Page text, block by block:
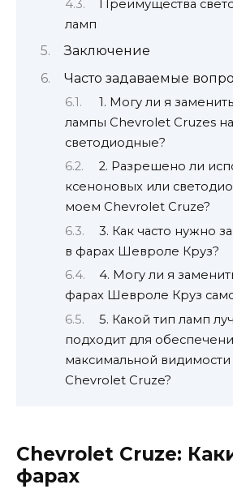
Преимущества
ламп
Заключение
Часто задаваемые
1. Могу ли я
лампы Chevrolet Cruzes
светодиодные?
2. Разрешено ли
ксеноновых или
моем Chevrolet Cruze?
3. Как часто нужно
в фарах Шевроле Круз?
4. Могу ли я
фарах Шевроле Круз
5. Какой тип ламп
подходит для
максимальной
Chevrolet Cruze?
Chevrolet Cruze:
фарах